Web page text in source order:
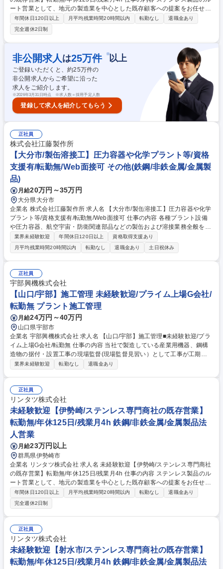
ート営業として、地元の製造業を中心とした既存顧客への提案をお任せし
ます。転居を伴う転勤はなく、地域に根差した営業活動に専念できます。
(全国転勤型も有)※業務内容の変更範囲：営業業務 ■既存顧客（1日3～4
件）の訪問・ニーズ深掘り ■ステンレス製品の仕様打ち合わせ・受注対応
■社内生産部門との加工・納期調整、物流手配 ■納品後のアフターフォロ
ーおよび信頼関係の構築 【取引先】自動車、医療機器、厨房、建材など約
1,000社。長年培った「絆」を武器に、素材＋αの価値を提供します。自社
一貫体制のため、顧客の要望に柔軟かつ迅速に応えられます。 募集職種
未経験歓迎【長野市/ステンレス専門商社の既存営業】転勤無/年休125日/
残業月4h
年間休日120日以上 月平均残業時間20時間以内 転勤なし
退職金あり
完全週休2日制
非公開求人 は25万件 ※以上
ご登録いただくと、約25万件の
非公開求人からご希望に沿った
求人をご紹介します。
※2026年3月31日時点 ※求人数＝採用予定人数
登録して求人を紹介してもらう
正社員
株式会社江藤製作所
【大分市/製缶溶接工】圧力容器や化学プラント等/資格
支援有/転勤無/Web面接可 その他(鉄鋼/非鉄金属/金属製
品)
月給20万円～35万円
大分県大分市
企業名 株式会社江藤製作所 求人名 【大分市/製缶溶接工】圧力容器や化学
プラント等/資格支援有/転勤無/Web面接可 仕事の内容 各種プラント設備
や圧力容器、航空宇宙・防衛関連部品などの製缶および溶接業務全般をお
任せします。TIG（アルゴン）溶接･半自動溶接･アーク溶接等、溶接部材
によって異なる溶接方法を使い分け作業します。 ■鋼材やステンレス材な
どの切断、曲げ、穴あけといった加工（仮組み） ■TIG溶接、半自動溶
接、アーク溶接などを用いた本溶接作業 ■グラインダー等を用いた仕上げ
作業、外観の歪み取り ■製品の寸法測定、非破壊検査（浸透探傷検査等）
の補助 ※手のひらサイズの精密部品から、クレーンを使用する数トンクラ
スの大型プラント設備まで、幅広い製品の製造に携わっていただきます。
募集職種 【大分市/製缶溶接工】圧力容器や化学プラント等/資格支援有/転
勤無/Web面接可
業界未経験歓迎 年間休日120日以上
資格取得支援あり
月平均残業時間20時間以内
転勤なし 退職金あり 土日祝休み
正社員
宇部興機株式会社
【山口/宇部】施工管理 未経験歓迎/プライム上場G会社/
転勤無 プラント施工管理
月給24万円～40万円
山口県宇部市
企業名 宇部興機株式会社 求人名 【山口/宇部】施工管理■未経験歓迎/プラ
イム上場G会社/転勤無 仕事の内容 当社で製造している産業用機器、鋼構
造物の据付・設置工事の現場監督(現場監督見習い）として工事が工期内
に、計画通りに安全で終了するように、協力会社に指示・指導し業務を遂
りを持って働くことが可能です。また、専門性も身に付けることができ、
スキルアップが実感できるのも本ポジションの醍醐味です。 募集職種
【山口/宇部】施工管理■未経験歓迎/プライム上場G会社/転勤無
業界未経験歓迎 転勤なし 退職金あり
正社員
リンタツ株式会社
未経験歓迎【伊勢崎/ステンレス専門商社の既存営業】
転勤無/年休125日/残業月4h 鉄鋼/非鉄金属/金属製品法
人営業
月給23万円以上
群馬県伊勢崎市
企業名 リンタツ株式会社 求人名 未経験歓迎【伊勢崎/ステンレス専門商社
の既存営業】転勤無/年休125日/残業月4h 仕事の内容 ステンレス製品のル
ート営業として、地元の製造業を中心とした既存顧客への提案をお任せし
ます。転居を伴う転勤はなく、地域に根差した営業活動に専念できます。
(全国転勤型も有)※業務内容の変更範囲：営業業務 ■既存顧客（1日3～4
件）の訪問・ニーズ深掘り ■ステンレス製品の仕様打ち合わせ・受注対応
■社内生産部門との加工・納期調整、物流手配 ■納品後のアフターフォロ
ーおよび信頼関係の構築 【取引先】自動車、医療機器、厨房、建材など約
1,000社。長年培った「絆」を武器に、素材＋αの価値を提供します。自社
一貫体制のため、顧客の要望に柔軟かつ迅速に応えられます。 募集職種
未経験歓迎【伊勢崎/ステンレス専門商社の既存営業】転勤無/年休125日/
残業月4h
年間休日120日以上 月平均残業時間20時間以内 転勤なし
退職金あり
完全週休2日制
正社員
リンタツ株式会社
未経験歓迎【射水市/ステンレス専門商社の既存営業】
転勤無/年休125日/残業月4h 鉄鋼/非鉄金属/金属製品法